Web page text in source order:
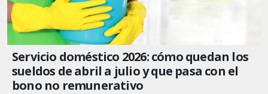
Servicio doméstico 2026: cómo quedan los
sueldos de abril a julio y que pasa con el
bono no remunerativo